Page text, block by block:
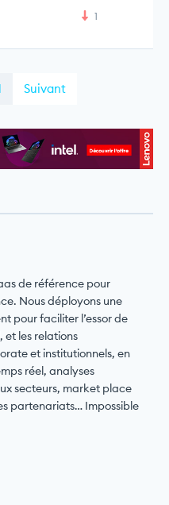
1
Suivant
de référence pour
Nous déployons une
pour faciliter l’essor de
et les relations
et institutionnels, en
réel, analyses
secteurs, market place
partenariats… Impossible